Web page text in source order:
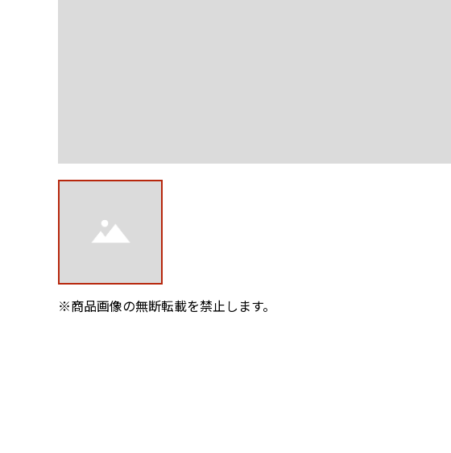
※商品画像の無断転載を禁止します。